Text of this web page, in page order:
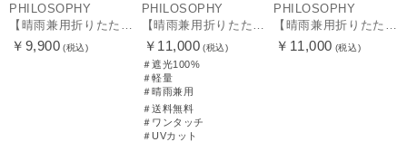
PHILOSOPHY
￥9,900 (税込)
PHILOSOPHY
￥11,000 (税込)
＃遮光100%
＃軽量
＃晴雨兼用
＃送料無料
＃ワンタッチ
＃UVカット
PHILOSOPHY
￥11,000 (税込)